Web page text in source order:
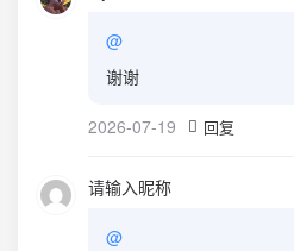
@
谢谢
2026-07-19 回复
请输入昵称
@